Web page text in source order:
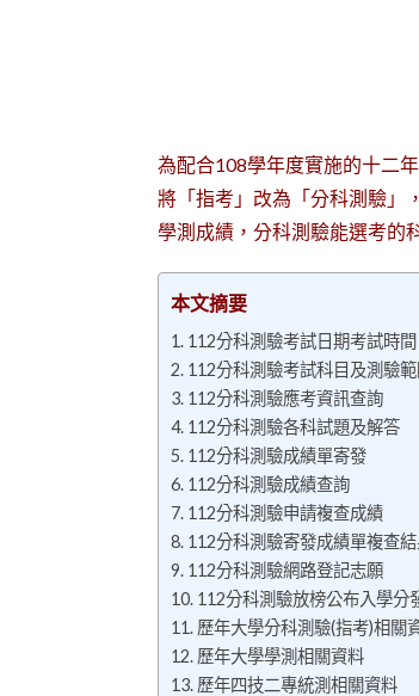
為配合108學年度實施的十二
將「指考」改為「分科測驗」
學測成績，分科測驗能選考的
本文摘要
112分科測驗考試日期考試時間
112分科測驗考試科目及測驗範
112分科測驗應考資訊查詢
112分科測驗各科試題及解答
112分科測驗成績單寄發
112分科測驗成績查詢
112分科測驗申請複查成績
112分科測驗寄發成績單複查
112分科測驗網路登記志願
112分科測驗放榜公布入學分
歷年大學分科測驗(指考)相關
歷年大學學測相關資料
歷年四技二專統測相關資料